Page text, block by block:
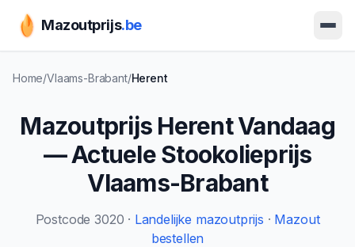
Mazoutprijs.be
Home/Vlaams-Brabant/Herent
Mazoutprijs HerentVandaag
— Actuele Stookolieprijs
Vlaams-Brabant
Postcode3020 · Landelijke mazoutprijs · Mazout
bestellen